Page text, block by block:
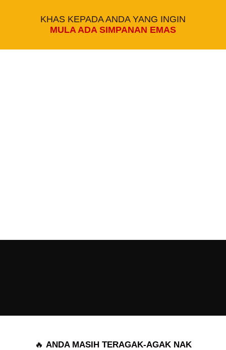
KHAS KEPADA ANDA YANG INGIN
MULA ADA SIMPANAN EMAS
🔥 ANDA MASIH TERAGAK-AGAK NAK